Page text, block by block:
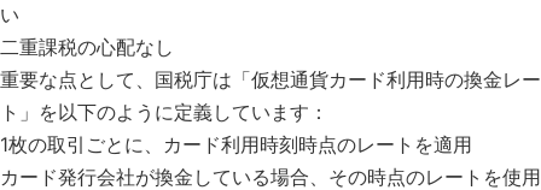
い
二重課税の心配なし
重要な点として、国税庁は「仮想通貨カード利用時の換金レー
ト」を以下のように定義しています：
1枚の取引ごとに、カード利用時刻時点のレートを適用
カード発行会社が換金している場合、その時点のレートを使用